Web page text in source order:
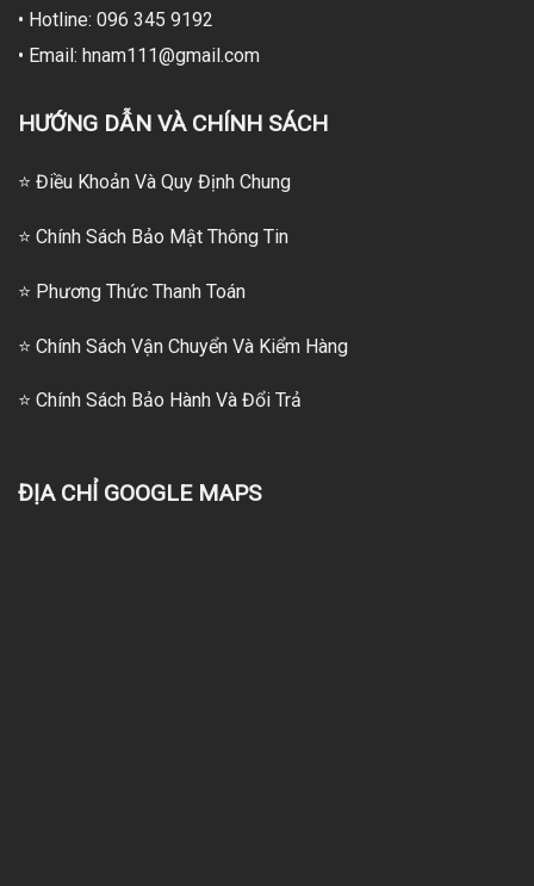
• Hotline: 096 345 9192
• Email: hnam111@gmail.com
HƯỚNG DẪN VÀ CHÍNH SÁCH
⭐ Điều Khoản Và Quy Định Chung
⭐ Chính Sách Bảo Mật Thông Tin
⭐ Phương Thức Thanh Toán
⭐ Chính Sách Vận Chuyển Và Kiểm Hàng
⭐ Chính Sách Bảo Hành Và Đổi Trả
ĐỊA CHỈ GOOGLE MAPS